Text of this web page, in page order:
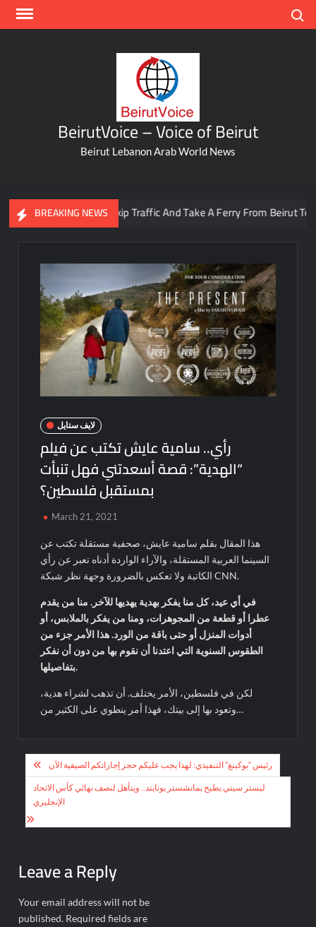
Skip
BeirutVoice – Voice of Beirut
Beirut Lebanon Arab World News
BREAKING NEWS
You Can Now Skip Traffic And Take A Ferry From Beirut To
لايف ستايل
رأي.. سامية عايش تكتب عن فيلم
“الهدية”: قصة أسعدتني فهل تنبأت
بمستقبل فلسطين؟
March 21, 2021
هذا المقال بقلم سامية عايش، صحفية مستقلة تكتب عن
السينما العربية المستقلة، والآراء الواردة أدناه تعبر عن رأي
الكاتبة ولا تعكس بالضرورة وجهة نظر شبكة CNN.
في أي عيد، كل منا يفكر بهدية يهديها للآخر. منا من يقدم
عطرا أو قطعة من المجوهرات، ومنا من يفكر بالملابس، أو
أدوات المنزل أو حتى باقة من الورد. هذا الأمر جزء من
الطقوس السنوية التي اعتدنا أن نقوم بها من دون أن نفكر
بتفاصيلها.
لكن في فلسطين، الأمر يختلف. أن تذهب لشراء هدية،
وتعود بها إلى بيتك، فهذا أمر ينطوي على الكثير من…
Post
navigation
رئيس “بوكينغ” التنفيذي: لهذا يجب عليكم حجز إجازاتكم الصيفية الآن
ليستر سيتي يطيح بمانشستر يونايتد.. ويتأهل لنصف نهائي كأس الاتحاد
الإنجليزي
Leave a Reply
Your email address will not be
published. Required fields are